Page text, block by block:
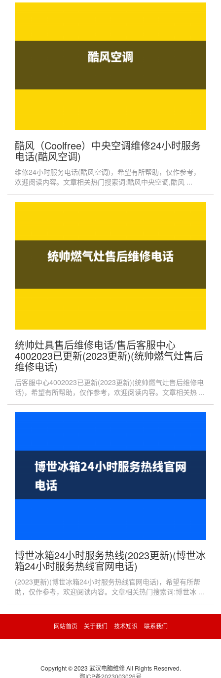
酷风（Coolfree）中央空调维修24小时服务
电话(酷风空调)
维修24小时服务电话(酷风空调)，希望有所帮助，仅作参考，
欢迎阅读内容。文章相关热门搜索词:酷风中央空调,酷风 ...
统帅灶具售后维修电话/售后客服中心
4002023已更新(2023更新)(统帅燃气灶售后
维修电话)
后客服中心4002023已更新(2023更新)(统帅燃气灶售后维修电
话)，希望有所帮助，仅作参考，欢迎阅读内容。文章相关热 ...
博世冰箱24小时服务热线(2023更新)(博世冰
箱24小时服务热线官网电话)
(2023更新)(博世冰箱24小时服务热线官网电话)，希望有所帮
助，仅作参考，欢迎阅读内容。文章相关热门搜索词:博世冰 ...
网站首页 关于我们 技术知识 联系我们
Copyright © 2023 武汉电脑维修 All Rights Reserved.